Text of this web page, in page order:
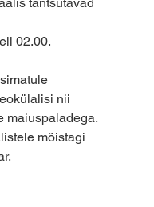
02.00.
nii
maiuspaladega.
mõistagi